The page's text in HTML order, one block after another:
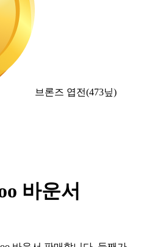
브론즈 엽전(473닢)
바운서